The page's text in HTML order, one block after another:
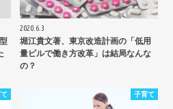
2020.6.3
堀江貴文著、東京改造計画の「低用
量ピルで働き方改革」は結局なんな
の？
子育て